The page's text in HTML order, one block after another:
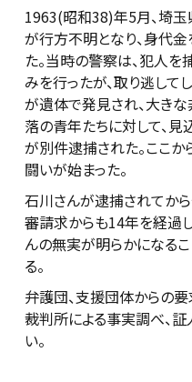
1963(昭和38)年5月、埼
が行方不明となり、身代
た。当時の警察は、犯人
みを行ったが、取り逃して
が遺体で発見され、大き
落の青年たちに対して、
が別件逮捕された。ここか
闘いが始まった。
石川さんが逮捕されてか
審請求からも14年を経過
んの無実が明らかになる
る。
弁護団、支援団体からの
裁判所による事実調べ、
い。